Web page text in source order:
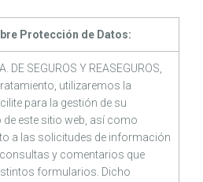
Protección de Datos:
DE SEGUROS Y REASEGUROS,
utilizaremos la
para la gestión de su
este sitio web, así como
a las solicitudes de información
y comentarios que
formularios. Dicho